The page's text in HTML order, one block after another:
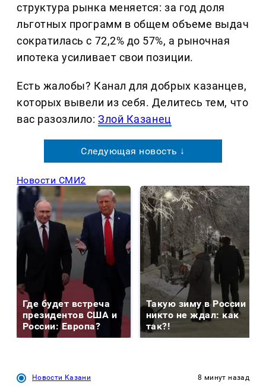
структура рынка меняется: за год доля
льготных программ в общем объеме выдач
сократилась с 72,2% до 57%, а рыночная
ипотека усиливает свои позиции.
Есть жалобы? Канал для добрых казанцев,
которых вывели из себя. Делитеcь тем, что
вас разозлило:Злой Казанец
Следующая новость ↓
Новости СМИ2
Где будет встреча
президентов США и
России: Европа?
Такую зиму в России
никто не ждал: как
так?!
Новости Казани 8 минут назад